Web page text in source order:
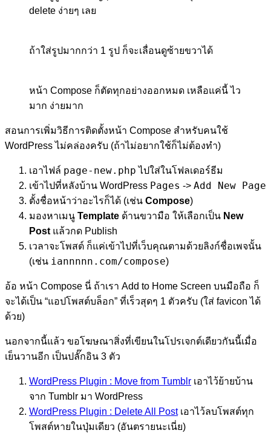
delete ง่ายๆ เลย
ถ้าใส่รูปมากกว่า 1 รูป ก็จะเลื่อนดูซ้ายขวาได้
หน้า Compose ก็ตัดทุกอย่างออกหมด เหลือแค่นี้ ไว
มาก ง่ายมาก
สอนการเพิ่มวิธีการติดตั้งหน้า Compose สำหรับคนใช้
WordPress ไม่คล่องครับ (ถ้าไม่อยากใช้ก็ไม่ต้องทำ)
เอาไฟล์ page-new.php ไปใส่ในโฟลเดอร์ธีม
เข้าไปที่หลังบ้าน WordPress Pages -> Add New Page
ตั้งชื่อหน้าว่าอะไรก็ได้ (เช่น Compose)
มองหาเมนู Template ด้านขวามือ ให้เลือกเป็น New
Post แล้วกด Publish
เวลาจะโพสต์ ก็แค่เข้าไปที่เว็บคุณตามด้วยลิงก์ชื่อเพจนั้น
(เช่น iannnnn.com/compose)
อ้อ หน้า Compose นี่ ถ้าเรา Add to Home Screen บนมือถือ ก็
จะได้เป็น “แอปโพสต์บล็อก” ที่เร็วสุดๆ 1 ตัวครับ (ใส่ favicon ได้
ด้วย)
นอกจากนี้แล้ว ขอโฆษณาสิ่งที่เขียนในโปรเจกต์เดียวกันนี้เมื่อ
เย็นวานอีก เป็นปลั๊กอิน 3 ตัว
WordPress Plugin : Move from Tumblr เอาไว้ย้ายบ้าน
จาก Tumblr มา WordPress
WordPress Plugin : Delete All Postเอาไว้ลบโพสต์ทุก
โพสต์หายในปุ่มเดียว (อันตรายนะเนี่ย)